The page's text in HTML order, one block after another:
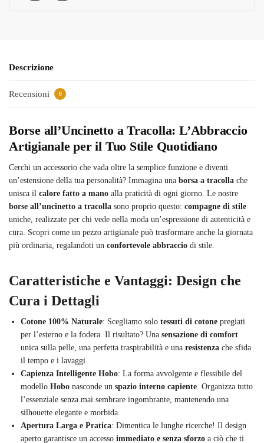
Descrizione
Recensioni 0
Borse all’Uncinetto a Tracolla: L’Abbraccio
Artigianale per il Tuo Stile Quotidiano
Cerchi un accessorio che vada oltre la semplice funzione e diventi
un’estensione della tua personalità? Immagina una borsa a tracolla che
unisca il calore fatto a mano alla praticità di ogni giorno. Le nostre
borse all’uncinetto a tracolla sono proprio questo: compagne di stile
uniche, realizzate per chi vede nella moda un’espressione di autenticità e
cura. Scopri come un pezzo artigianale può trasformare anche la giornata
più ordinaria, regalandoti un confortevole abbraccio di stile.
Caratteristiche e Vantaggi: Design che
Cura i Dettagli
Cotone 100% Naturale: Scegliamo solo tessuti di cotone pregiati
per l’esterno e la fodera. Il risultato? Una sensazione di comfort
unica sulla pelle, una perfetta traspirabilità e una resistenza che sfida
il tempo e i lavaggi.
Capienza Intelligente Hobo: La forma avvolgente e flessibile del
modello Hobo nasconde un spazio interno capiente. Organizza tutto
l’essenziale senza mai sembrare ingombrante, mantenendo una
silhouette elegante e morbida.
Apertura Larga e Pratica: Dimentica le lunghe ricerche! Il design
aperto garantisce un accesso immediato e senza sforzo a ciò che ti